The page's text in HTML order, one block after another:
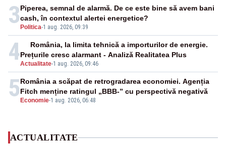
3 Politica-1 aug. 2026, 09:39
Piperea, semnal de alarmă. De ce este bine să avem bani
cash, în contextul alertei energetice?
4Actualitate-1 aug. 2026, 09:46
România, la limita tehnică a importurilor de energie.
Prețurile cresc alarmant - Analiză Realitatea Plus
5 Economie-1 aug. 2026, 06:48
România a scăpat de retrogradarea economiei. Agenția
Fitch menține ratingul „BBB-” cu perspectivă negativă
ACTUALITATE